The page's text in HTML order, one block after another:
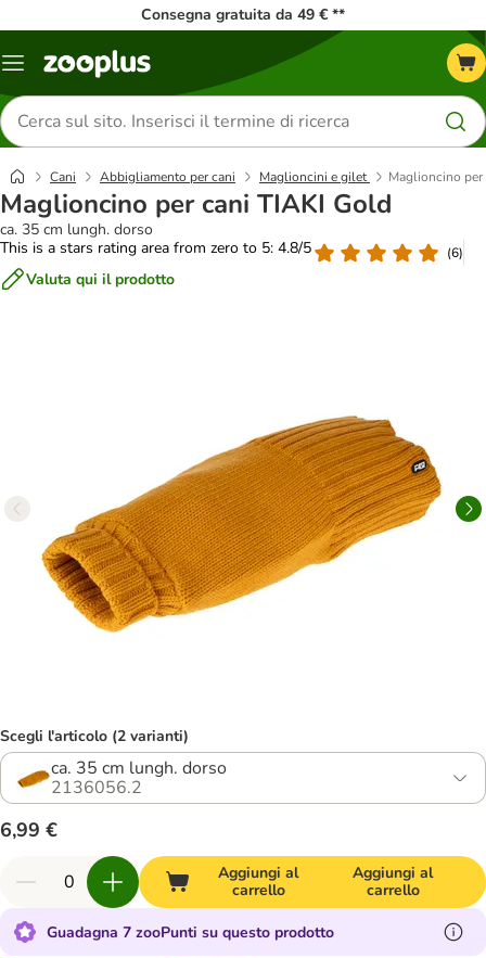
Consegna gratuita da 49 € **
Overview
Cerca
prodotti
Cani Abbigliamento per cani Maglioncini e gilet Maglioncino
Maglioncino per cani TIAKI Gold
ca. 35 cm lungh. dorso
This is a stars rating area from zero to 5: 4.8/5
(6)
Valuta qui il prodotto
Scegli l'articolo (2 varianti)
ca. 35 cm lungh. dorso
2136056.2
6,99 €
Aggiungi al
carrello
Aggiungi al
carrello
Guadagna 7 zooPunti su questo prodotto